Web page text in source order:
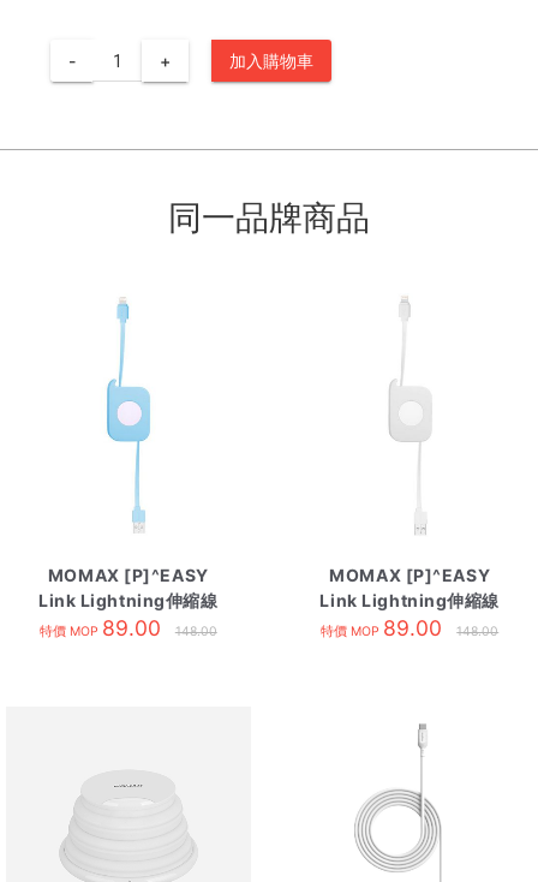
- + 加入購物車
同一品牌商品
MOMAX [P]^EASY
Link Lightning伸縮線
80cm 藍
特價 MOP 89.00 148.00
MOMAX [P]^EASY
Link Lightning伸縮線
80cm 白
特價 MOP 89.00 148.00